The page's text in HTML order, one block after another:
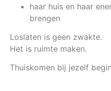
haar huis en haar
brengen
Loslaten is geen zwakte.
Het is ruimte maken.
Thuiskomen bij jezelf